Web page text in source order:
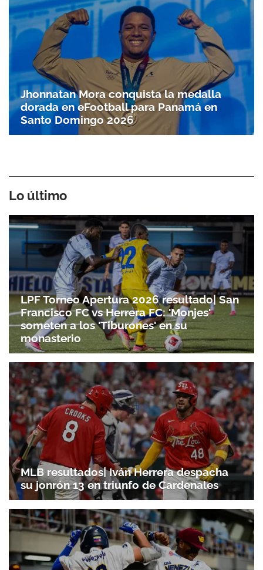
Jhonnatan Mora conquista la medalla
dorada en eFootball para Panamá en
Santo Doming­o 2026
Lo último
LPF Torneo Apertura 2026 resultado| San
Francisco FC vs Herrera FC: 'Monjes'
someten a los 'Tiburones' en su
monasterio
MLB resultados| Iván Herrera despacha
su jonrón 13 en triunfo de Cardenales